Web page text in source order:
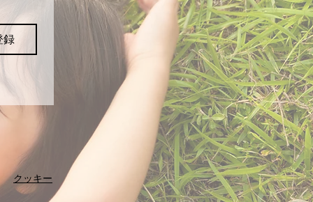
録
クッキー